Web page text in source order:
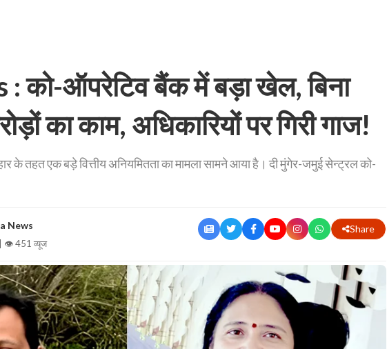
को-ऑपरेटिव बैंक में बड़ा खेल, बिना
का काम, अधिकारियों पर गिरी गाज!
के तहत एक बड़े वित्तीय अनियमितता का मामला सामने आया है। दी मुंगेर-जमुई सेन्ट्रल को-
News
👁 451 व्यूज
Share